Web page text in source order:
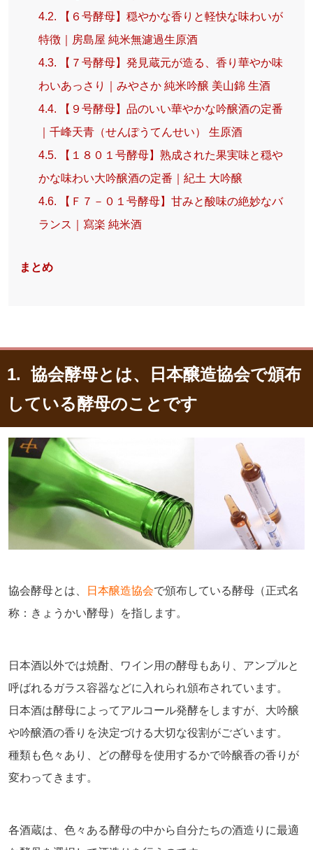
4.2. 【６号酵母】穏やかな香りと軽快な味わいが
特徴｜房島屋 純米無濾過生原酒
4.3. 【７号酵母】発見蔵元が造る、香り華やか味
わいあっさり｜みやさか 純米吟醸 美山錦 生酒
4.4. 【９号酵母】品のいい華やかな吟醸酒の定番
｜千峰天青（せんぽうてんせい） 生原酒
4.5. 【１８０１号酵母】熟成された果実味と穏や
かな味わい大吟醸酒の定番｜紀土 大吟醸
4.6. 【Ｆ７－０１号酵母】甘みと酸味の絶妙なバ
ランス｜寫楽 純米酒
まとめ
1. 協会酵母とは、日本醸造協会で頒布
している酵母のことです
協会酵母とは、 日本醸造協会で頒布している酵母（正式名
称：きょうかい酵母）を指します。
日本酒以外では焼酎、ワイン用の酵母もあり、アンプルと
呼ばれるガラス容器などに入れられ頒布されています。
日本酒は酵母によってアルコール発酵をしますが、大吟醸
や吟醸酒の香りを決定づける大切な役割がございます。
種類も色々あり、どの酵母を使用するかで吟醸香の香りが
変わってきます。
各酒蔵は、色々ある酵母の中から自分たちの酒造りに最適